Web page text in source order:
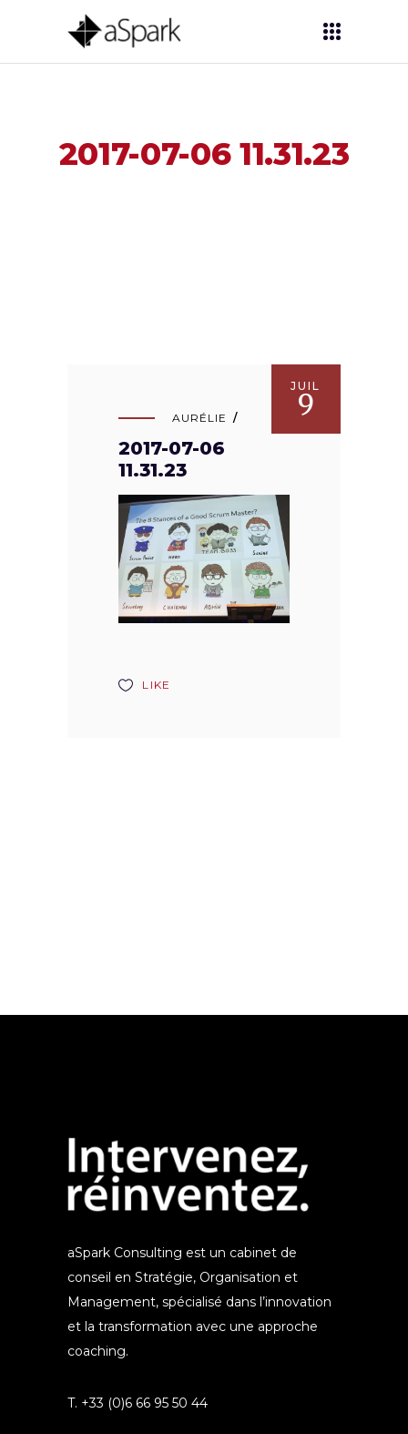
2017-07-06 11.31.23
JUIL
9
AURÉLIE
2017-07-06
11.31.23
LIKE
aSpark Consulting est un cabinet de
conseil en Stratégie, Organisation et
Management, spécialisé dans l’innovation
et la transformation avec une approche
coaching.
T. +33 (0)6 66 95 50 44